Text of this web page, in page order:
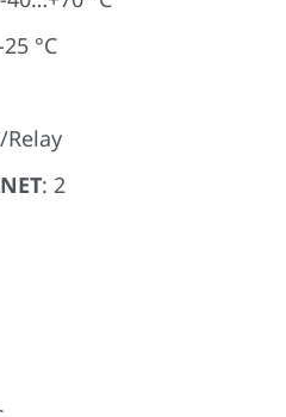
°C
Relay
: 2